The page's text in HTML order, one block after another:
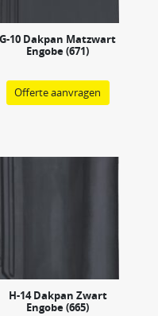
G-10 Dakpan Matzwart
Engobe (671)
Offerte aanvragen
H-14 Dakpan Zwart
Engobe (665)